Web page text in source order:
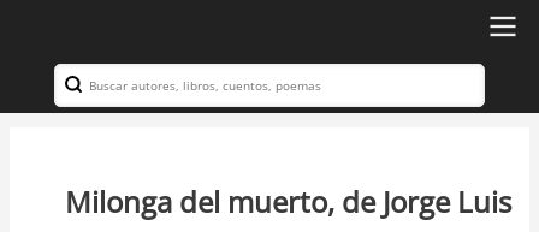
contenido
principal
Navegación
Search
Milonga del muerto, de Jorge Luis